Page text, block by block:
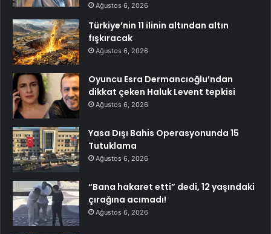
Ağustos 6, 2026
Türkiye’nin 11 ilinin altından altın
fışkıracak
Ağustos 6, 2026
Oyuncu Esra Dermancıoğlu’ndan
dikkat çeken Haluk Levent tepkisi
Ağustos 6, 2026
Yasa Dışı Bahis Operasyonunda 15
Tutuklama
Ağustos 6, 2026
“Bana hakaret etti” dedi, 12 yaşındaki
çırağına acımadı!
Ağustos 6, 2026